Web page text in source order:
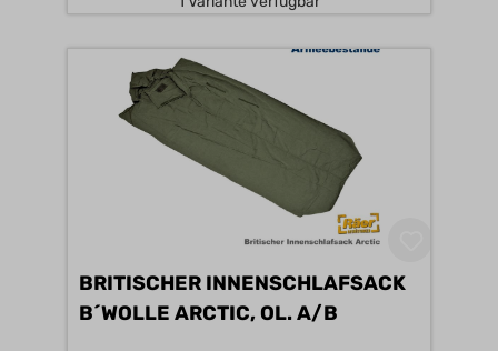
BRITISCHER INNENSCHLAFSACK
B´WOLLE ARCTIC, OL. A/B